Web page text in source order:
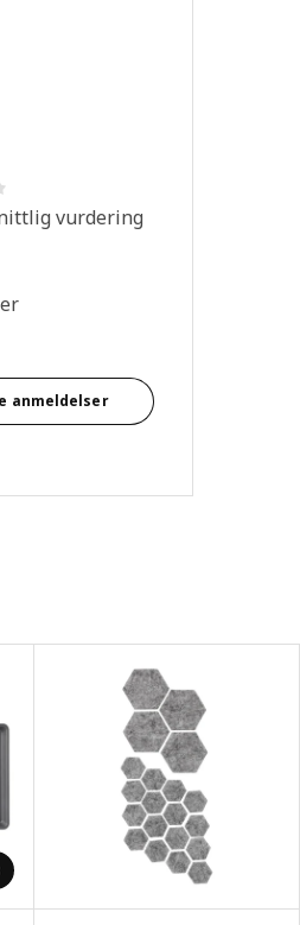
vurdering
anmeldelser